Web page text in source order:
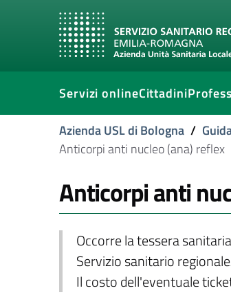
Servizi onlineCittadini
Azienda USL di Bologna /
Anticorpi anti nucleo (ana) reflex
Anticorpi anti
Occorre la tessera
Servizio sanitario
Il costo dell'eventuale